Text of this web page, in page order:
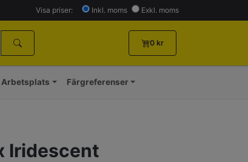
Visa priser: Inkl. moms Exkl. moms
0 kr
Arbetsplats Färgreferenser
Iridescent